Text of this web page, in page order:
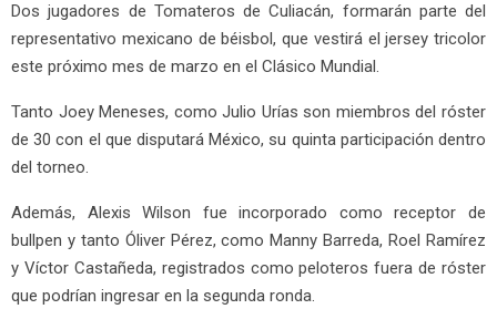
Dos jugadores de Tomateros de Culiacán, formarán parte del
representativo mexicano de béisbol, que vestirá el jersey tricolor
este próximo mes de marzo en el Clásico Mundial.
Tanto Joey Meneses, como Julio Urías son miembros del róster
de 30 con el que disputará México, su quinta participación dentro
del torneo.
Además, Alexis Wilson fue incorporado como receptor de
bullpen y tanto Óliver Pérez, como Manny Barreda, Roel Ramírez
y Víctor Castañeda, registrados como peloteros fuera de róster
que podrían ingresar en la segunda ronda.